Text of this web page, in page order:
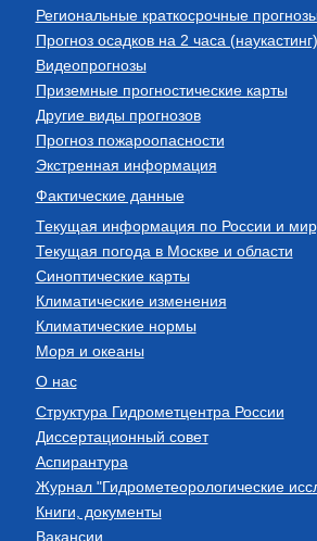
Региональные краткосрочные прогнозы
Прогноз осадков на 2 часа (наукастинг)
Видеопрогнозы
Приземные прогностические карты
Другие виды прогнозов
Прогноз пожароопасности
Экстренная информация
Фактические данные
Текущая информация по России и
Текущая погода в Москве и области
Синоптические карты
Климатические изменения
Климатические нормы
Моря и океаны
О нас
Структура Гидрометцентра России
Диссертационный совет
Аспирантура
Журнал "Гидрометеорологические
Книги, документы
Вакансии